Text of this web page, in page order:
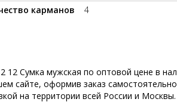
карманов
4
12 Сумка мужская по оптовой цене в
сайте, оформив заказ
на территории всей России и Москвы.